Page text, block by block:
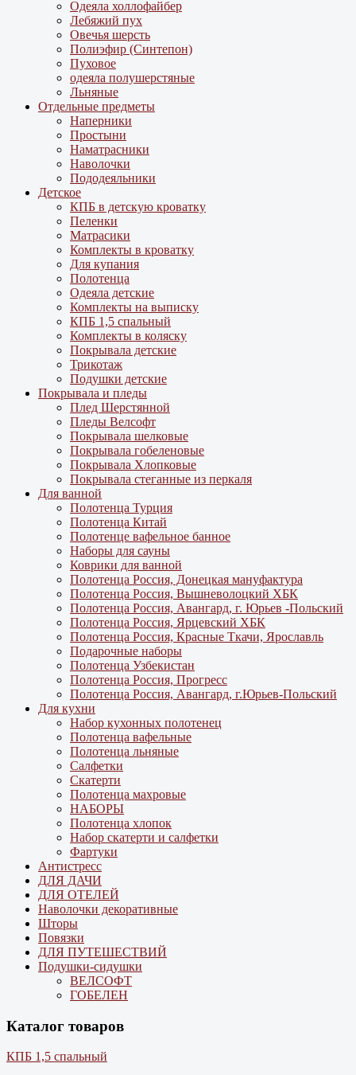
Одеяла холлофайбер
Лебяжий пух
Овечья шерсть
Полиэфир (Синтепон)
Пуховое
одеяла полушерстяные
Льняные
Отдельные предметы
Наперники
Простыни
Наматрасники
Наволочки
Пододеяльники
Детское
КПБ в детскую кроватку
Пеленки
Матрасики
Комплекты в кроватку
Для купания
Полотенца
Одеяла детские
Комплекты на выписку
КПБ 1,5 спальный
Комплекты в коляску
Покрывала детские
Трикотаж
Подушки детские
Покрывала и пледы
Плед Шерстянной
Пледы Велсофт
Покрывала шелковые
Покрывала гобеленовые
Покрывала Хлопковые
Покрывала стеганные из перкаля
Для ванной
Полотенца Турция
Полотенца Китай
Полотенце вафельное банное
Наборы для сауны
Коврики для ванной
Полотенца Россия, Донецкая мануфактура
Полотенца Россия, Вышневолоцкий ХБК
Полотенца Россия, Авангард, г. Юрьев -Польский
Полотенца Россия, Ярцевский ХБК
Полотенца Россия, Красные Ткачи, Ярославль
Подарочные наборы
Полотенца Узбекистан
Полотенца Россия, Прогресс
Полотенца Россия, Авангард, г.Юрьев-Польский
Для кухни
Набор кухонных полотенец
Полотенца вафельные
Полотенца льняные
Салфетки
Скатерти
Полотенца махровые
НАБОРЫ
Полотенца хлопок
Набор скатерти и салфетки
Фартуки
Антистресс
ДЛЯ ДАЧИ
ДЛЯ ОТЕЛЕЙ
Наволочки декоративные
Шторы
Повязки
ДЛЯ ПУТЕШЕСТВИЙ
Подушки-сидушки
ВЕЛСОФТ
ГОБЕЛЕН
Каталог товаров
КПБ 1,5 спальный